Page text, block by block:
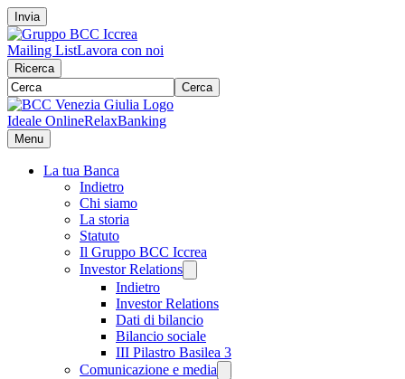
Invia
Mailing ListLavora con noi
Ricerca
Cerca
Ideale OnlineRelaxBanking
Menu
La tua Banca
Indietro
Chi siamo
La storia
Statuto
Il Gruppo BCC Iccrea
Investor Relations
Indietro
Investor Relations
Dati di bilancio
Bilancio sociale
III Pilastro Basilea 3
Comunicazione e media